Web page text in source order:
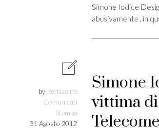
Simone Iodice
abusivamente , in
by Redazione
Comunicati
Stampa
31 Agosto 2012
Simone
vittima